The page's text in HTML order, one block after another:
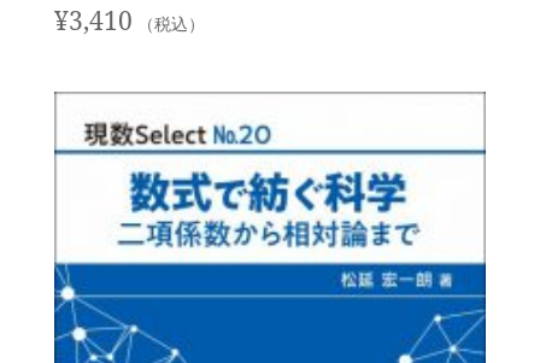
¥3,410 （税込）